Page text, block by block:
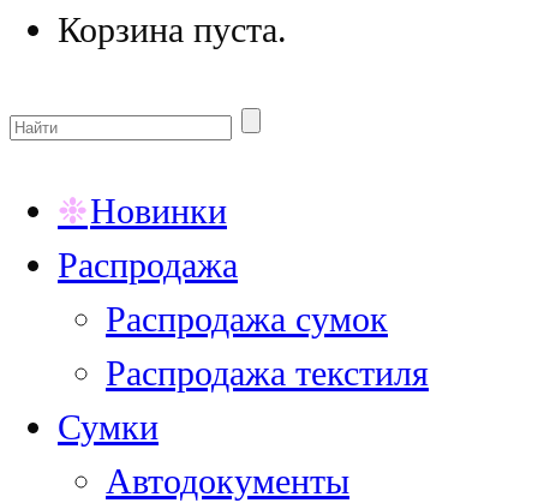
Корзина пуста.
Новинки
Распродажа
Распродажа сумок
Распродажа текстиля
Сумки
Автодокументы